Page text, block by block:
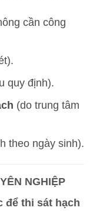
cần công
quy định).
(do trung tâm
theo ngày sinh).
NGHIỆP
để thi sát hạch